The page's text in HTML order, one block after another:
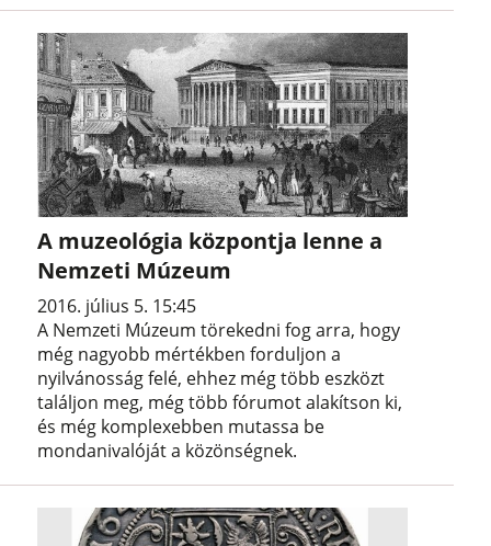
A muzeológia központja lenne a
Nemzeti Múzeum
2016. július 5. 15:45
A Nemzeti Múzeum törekedni fog arra, hogy
még nagyobb mértékben forduljon a
nyilvánosság felé, ehhez még több eszközt
találjon meg, még több fórumot alakítson ki,
és még komplexebben mutassa be
mondanivalóját a közönségnek.